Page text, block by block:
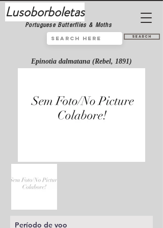
Lusoborboletas
Portuguese Butterflies & Moths
Search
Epinotia dalmatana (Rebel, 1891)
Período de voo